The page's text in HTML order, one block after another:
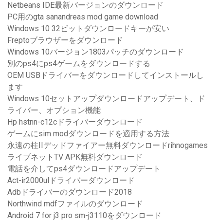
Netbeans IDE最新バージョンのダウンロード
PC用のgta sanandreas mod game download
Windows 10 32ビットダウンロードキーが安い
Freptoブラウザーをダウンロード
Windows 10バージョン1803パッチのダウンロード
別のps4にps4ゲームをダウンロードする
OEM USBドライバーをダウンロードしてインストールし
ます
Windows 10セットアップダウンロードアップデート、ド
ライバー、オプション機能
Hp hstnn-c12cドライバーダウンロード
ゲームにsim modダウンロードを適用する方法
永遠の柱IIデッドファイアー無料ダウンロードrihnogames
ライブネットTV APK無料ダウンロード
電話を介してps4ダウンロードアップデート
Act-ir2000ulドライバーダウンロード
Adbドライバーのダウンロード2018
Northwind mdfファイルのダウンロード
Android 7 for j3 pro sm-j3110をダウンロード